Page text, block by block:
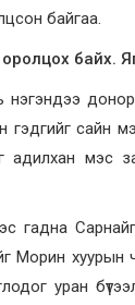
байгаа.
оролцох
сайн
адилхан мэс
гадна
Морин хуурын
уран